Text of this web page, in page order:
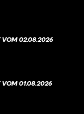
VOM 02.08.2026
VOM 01.08.2026